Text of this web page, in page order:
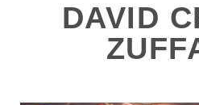
DAVID